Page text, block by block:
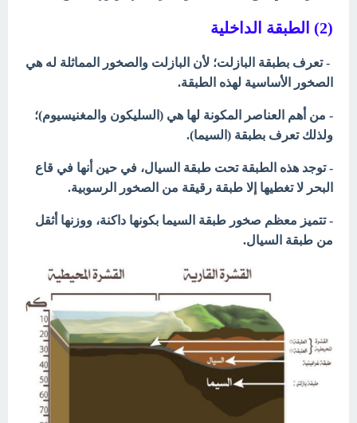
(2) الطبقة الداخلية
- تعرف بطبقة البازلت؛ لأن البازلت والصخور المماثلة له هي
الصخور الأساسية لهذه الطبقة.
- من أهم العناصر المكونة لها هي (السليكون والمغنيسيوم)؛
ولذلك تعرف بطبقة (السيما).
- توجد هذه الطبقة تحت طبقة السيال، في حين أنها في قاع
البحر لا تغطيها إلا طبقة رقيقة من الصخور الرسوبية.
- تتميز معظم صخور طبقة السيما بكونها داكنة، ووزنها أثقل
من طبقة السيال.